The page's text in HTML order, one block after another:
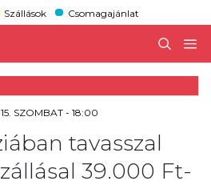
Szállások Csomagajánlat
SZOMBAT - 18:00
tavasszal
39.000 Ft-